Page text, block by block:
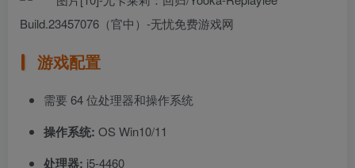
游戏配置
需要 64 位处理器和操作系统
操作系统: OS Win10/11
处理器: i5-4460